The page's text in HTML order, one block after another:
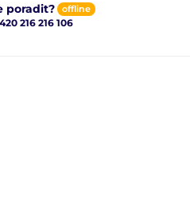
poradit? offline
216 216 106